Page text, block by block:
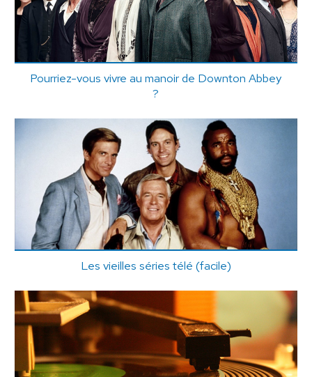
Pourriez-vous vivre au manoir de Downton Abbey
?
Les vieilles séries télé (facile)